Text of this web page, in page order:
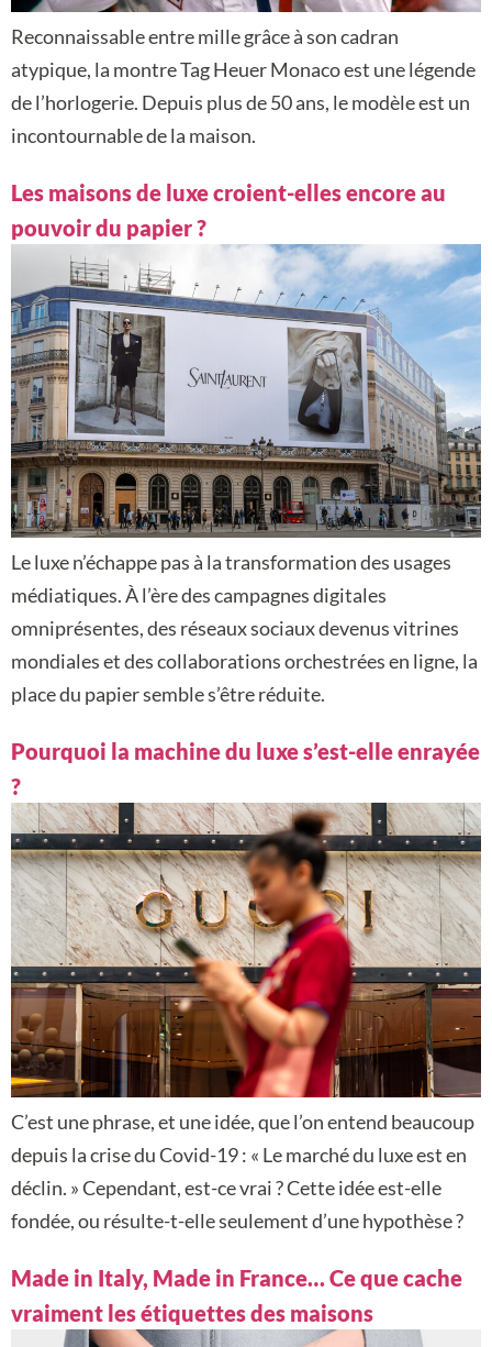
Reconnaissable entre mille grâce à son cadran
atypique, la montre Tag Heuer Monaco est une légende
de l’horlogerie. Depuis plus de 50 ans, le modèle est un
incontournable de la maison.
Les maisons de luxe croient-elles encore au
pouvoir du papier ?
Le luxe n’échappe pas à la transformation des usages
médiatiques. À l’ère des campagnes digitales
omniprésentes, des réseaux sociaux devenus vitrines
mondiales et des collaborations orchestrées en ligne, la
place du papier semble s’être réduite.
Pourquoi la machine du luxe s’est-elle enrayée
?
C’est une phrase, et une idée, que l’on entend beaucoup
depuis la crise du Covid-19 : « Le marché du luxe est en
déclin. » Cependant, est-ce vrai ? Cette idée est-elle
fondée, ou résulte-t-elle seulement d’une hypothèse ?
Made in Italy, Made in France… Ce que cache
vraiment les étiquettes des maisons